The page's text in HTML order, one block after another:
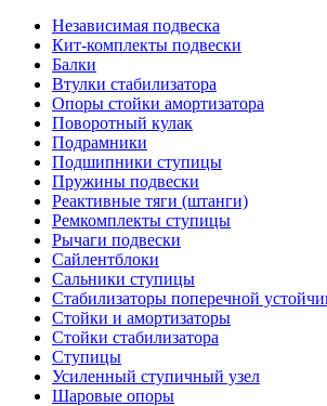
Независимая подвеска
Кит-комплекты подвески
Балки
Втулки стабилизатора
Опоры стойки амортизатора
Поворотный кулак
Подрамники
Подшипники ступицы
Пружины подвески
Реактивные тяги (штанги)
Ремкомплекты ступицы
Рычаги подвески
Сайлентблоки
Сальники ступицы
Стабилизаторы поперечной
Стойки и амортизаторы
Стойки стабилизатора
Ступицы
Усиленный ступичный узел
Шаровые опоры